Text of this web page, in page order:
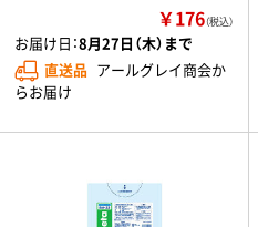
￥176（税込）
お届け日：8月27日（木）まで
直送品 アールグレイ商会か
らお届け